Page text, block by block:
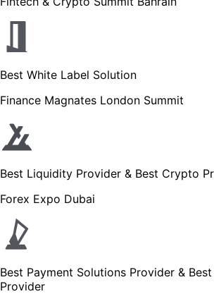
Best White Label Solution
Finance Magnates London Summit
Best Liquidity Provider & Best Crypto
Forex Expo Dubai
Best Payment Solutions Provider &
Provider